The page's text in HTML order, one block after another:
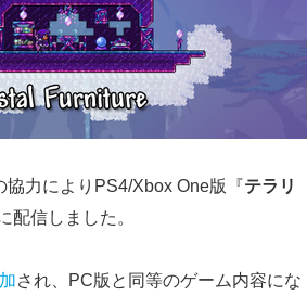
力によりPS4/Xbox One版『テラリ
配信しました。
され、PC版と同等のゲーム内容にな